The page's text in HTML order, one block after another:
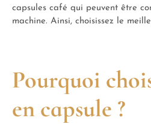
capsules café qui peuvent être
machine. Ainsi, choisissez le
Pourquoi
en capsule ?